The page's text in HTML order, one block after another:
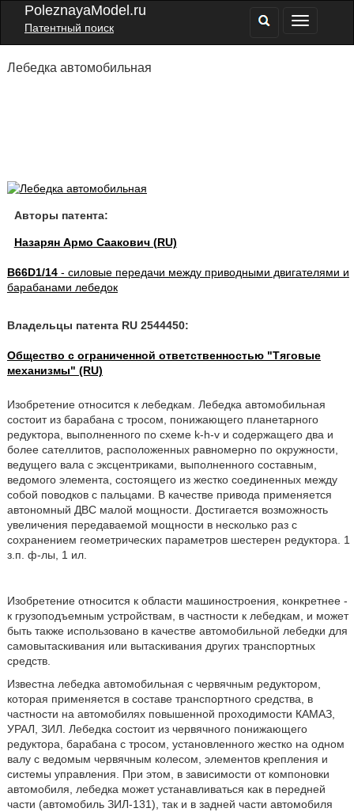
PoleznayaModel.ru
Патентный поиск
Лебедка автомобильная
Авторы патента:
Назарян Армо Саакович (RU)
B66D1/14- силовые передачи между приводными двигателями и
барабанами лебедок
Владельцы патента RU 2544450:
Общество с ограниченной ответственностью "Тяговые
механизмы" (RU)
Изобретение относится к лебедкам. Лебедка автомобильная
состоит из барабана с тросом, понижающего планетарного
редуктора, выполненного по схеме k-h-v и содержащего два и
более сателлитов, расположенных равномерно по окружности,
ведущего вала с эксцентриками, выполненного составным,
ведомого элемента, состоящего из жестко соединенных между
собой поводков с пальцами. В качестве привода применяется
автономный ДВС малой мощности. Достигается возможность
увеличения передаваемой мощности в несколько раз с
сохранением геометрических параметров шестерен редуктора. 1
з.п. ф-лы, 1 ил.
Изобретение относится к области машиностроения, конкретнее -
к грузоподъемным устройствам, в частности к лебедкам, и может
быть также использовано в качестве автомобильной лебедки для
самовытаскивания или вытаскивания других транспортных
средств.
Известна лебедка автомобильная с червячным редуктором,
которая применяется в составе транспортного средства, в
частности на автомобилях повышенной проходимости КАМАЗ,
УРАЛ, ЗИЛ. Лебедка состоит из червячного понижающего
редуктора, барабана с тросом, установленного жестко на одном
валу с ведомым червячным колесом, элементов крепления и
системы управления. При этом, в зависимости от компоновки
автомобиля, лебедка может устанавливаться как в передней
части (автомобиль ЗИЛ-131), так и в задней части автомобиля